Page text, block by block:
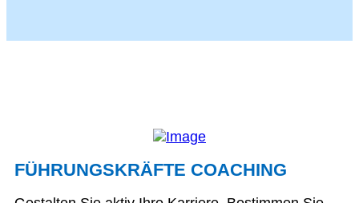
FÜHRUNGSKRÄFTE COACHING